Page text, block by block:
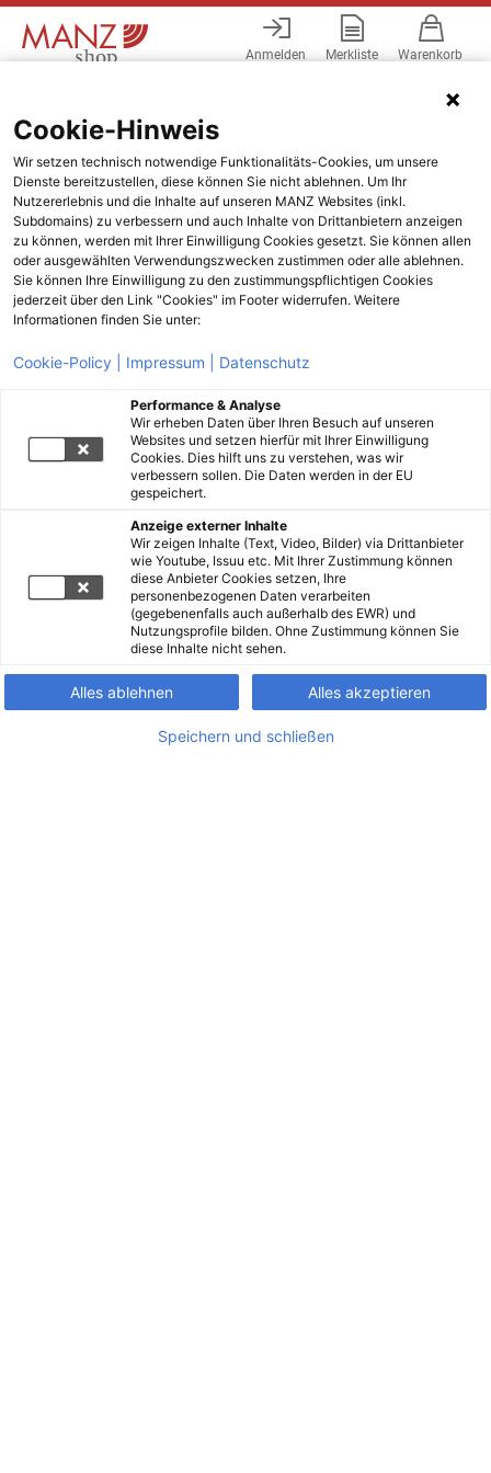
Anmelden Merkliste Warenkorb
Cookie-Hinweis
Wir setzen technisch notwendige Funktionalitäts-Cookies, um unsere
Dienste bereitzustellen, diese können Sie nicht ablehnen. Um Ihr
Nutzererlebnis und die Inhalte auf unseren MANZ Websites (inkl.
Subdomains) zu verbessern und auch Inhalte von Drittanbietern anzeigen
zu können, werden mit Ihrer Einwilligung Cookies gesetzt. Sie können allen
oder ausgewählten Verwendungszwecken zustimmen oder alle ablehnen.
Sie können Ihre Einwilligung zu den zustimmungspflichtigen Cookies
jederzeit über den Link "Cookies" im Footer widerrufen. Weitere
Informationen finden Sie unter:
Cookie-Policy | Impressum | Datenschutz
Performance & Analyse
Wir erheben Daten über Ihren Besuch auf unseren
Websites und setzen hierfür mit Ihrer Einwilligung
Cookies. Dies hilft uns zu verstehen, was wir
verbessern sollen. Die Daten werden in der EU
gespeichert.
Anzeige externer Inhalte
Wir zeigen Inhalte (Text, Video, Bilder) via Drittanbieter
wie Youtube, Issuu etc. Mit Ihrer Zustimmung können
diese Anbieter Cookies setzen, Ihre
personenbezogenen Daten verarbeiten
(gegebenenfalls auch außerhalb des EWR) und
Nutzungsprofile bilden. Ohne Zustimmung können Sie
diese Inhalte nicht sehen.
Alles ablehnen Alles akzeptieren
Speichern und schließen